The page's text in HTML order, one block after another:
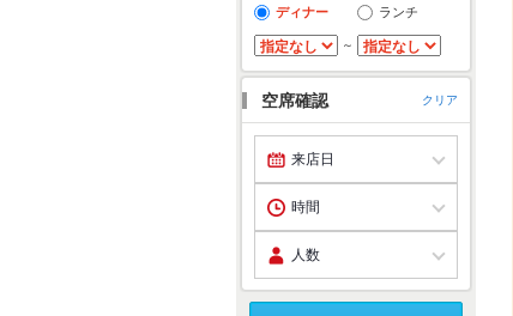
ディナー ランチ
～
空席確認 クリア